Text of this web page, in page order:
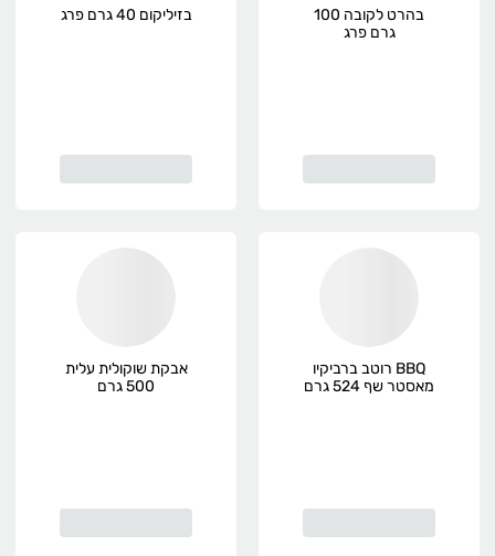
בהרט לקובה 100
גרם פרג
בזיליקום 40 גרם פרג
BBQ רוטב ברביקיו
מאסטר שף 524 גרם
אבקת שוקולית עלית
500 גרם